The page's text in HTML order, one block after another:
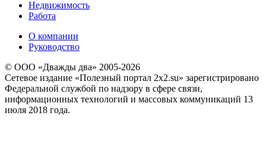
Недвижимость
Работа
О компании
Руководство
© ООО «Дважды два» 2005-2026
Сетевое издание «Полезный портал 2x2.su» зарегистрировано
Федеральной службой по надзору в сфере связи,
информационных технологий и массовых коммуникаций 13
июля 2018 года.